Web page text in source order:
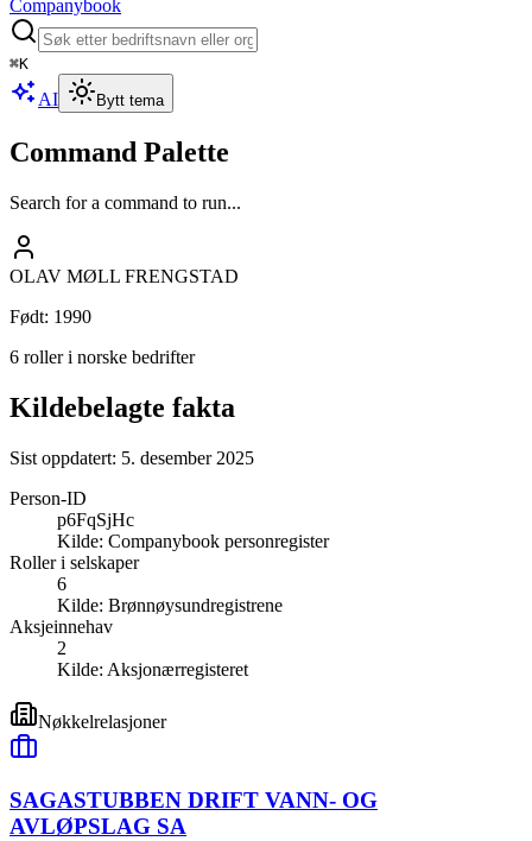
Companybook
⌘K
AI Bytt tema
Command Palette
Search for a command to run...
OLAV MØLL FRENGSTAD
Født: 1990
6 roller i norske bedrifter
Kildebelagte fakta
Sist oppdatert: 5. desember 2025
Person-ID
p6FqSjHc
Kilde: Companybook personregister
Roller i selskaper
6
Kilde: Brønnøysundregistrene
Aksjeinnehav
2
Kilde: Aksjonærregisteret
Nøkkelrelasjoner
SAGASTUBBEN DRIFT VANN- OG
AVLØPSLAG SA